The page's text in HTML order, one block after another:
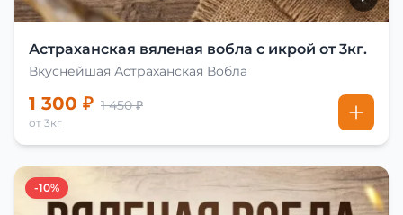
Астраханская вяленая вобла с икрой от 3кг.
Вкуснейшая Астраханская Вобла
1 300 ₽ 1 450 ₽
от 3кг
-10%